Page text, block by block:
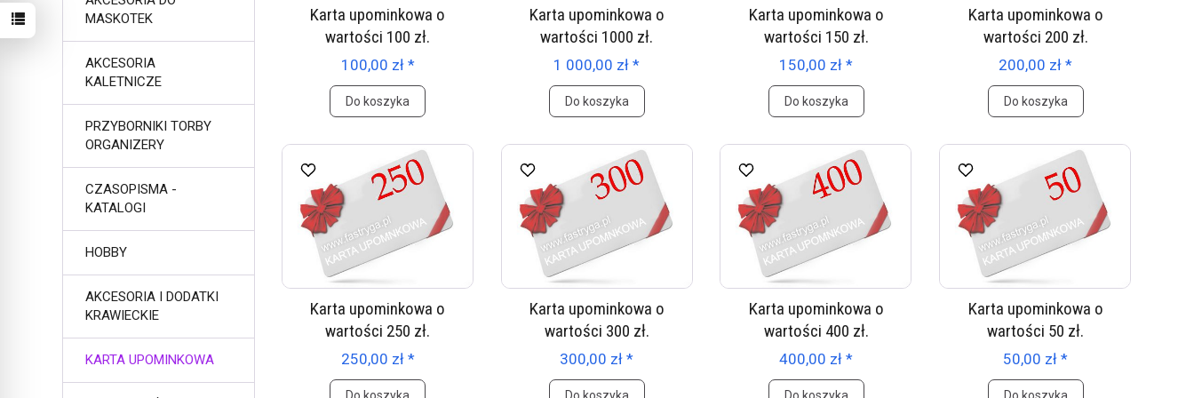
Karta upominkowa o
wartości 100 zł.
100,00 zł *
Do koszyka
Karta upominkowa o
wartości 1000 zł.
1 000,00 zł *
Do koszyka
Karta upominkowa o
wartości 150 zł.
150,00 zł *
Do koszyka
Karta upominkowa o
wartości 200 zł.
200,00 zł *
Do koszyka
Karta upominkowa o
wartości 250 zł.
250,00 zł *
Karta upominkowa o
wartości 300 zł.
300,00 zł *
Karta upominkowa o
wartości 400 zł.
400,00 zł *
Karta upominkowa o
wartości 50 zł.
50,00 zł *
MASKOTEK
AKCESORIA
KALETNICZE
PRZYBORNIKI TORBY
ORGANIZERY
CZASOPISMA -
KATALOGI
HOBBY
AKCESORIA I DODATKI
KRAWIECKIE
KARTA UPOMINKOWA